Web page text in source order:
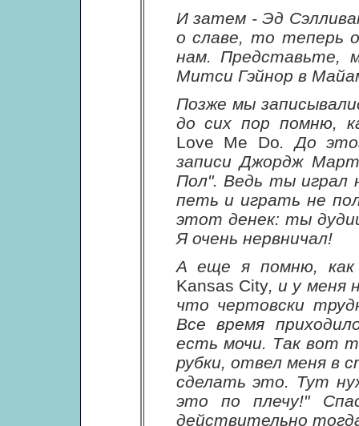
И затем - Эд
о славе, то теперь
нам. Представьте,
Митси Гэйнор в
Позже мы
до сих пор помню,
Love Me Do . До
записи Джордж
Пол". Ведь ты играл
петь и играть не
этот денек: ты
Я очень нервничал!
А еще я помню, как
Kansas City, и у меня
что чертовски
Все время
есть мочи. Так вот
рубки, отвел меня в
сделать это. Тут
это по плечу!"
действительно